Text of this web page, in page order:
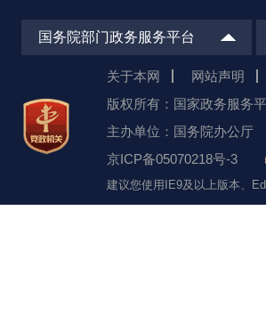
国务院部门政务服务平台
关于本网 网站声明
版权所有：国家政务服务
主办单位：国务院办公厅
京ICP备05070218号-3
建议您使用IE9及以上版本、